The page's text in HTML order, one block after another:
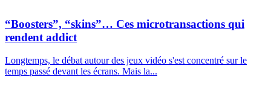
“Boosters”, “skins”… Ces microtransactions qui
rendent addict
Longtemps, le débat autour des jeux vidéo s'est concentré sur le
temps passé devant les écrans. Mais la...